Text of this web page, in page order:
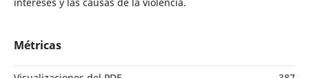
Métricas